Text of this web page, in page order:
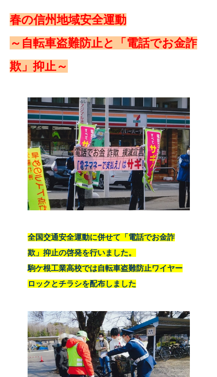
春の信州地域安全運動
～自転車盗難防止と「電話でお金詐
欺」抑止～
全国交通安全運動に併せて「電話でお金詐
欺」抑止の啓発を行いました。
駒ケ根工業高校では自転車盗難防止ワイヤー
ロックとチラシを配布しました